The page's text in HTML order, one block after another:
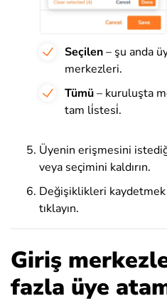
Seçilen– şu anda
merkezleri.
Tümü– kuruluşta
tam li̇stesi̇.
Üyenin erişmesini
veya seçimini kaldırın.
Değişiklikleri kaydetmek
tıklayın.
Giriş
fazla üye